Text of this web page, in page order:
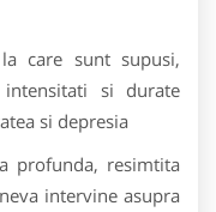
care sunt supusi,
si durate
si depresia
profunda, resimtita
intervine asupra